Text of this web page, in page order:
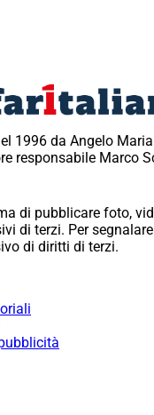
1996 da Angelo
responsabile Marco
di pubblicare foto,
di terzi. Per
di diritti di terzi.